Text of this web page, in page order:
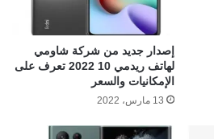
إصدار جديد من شركة شاومي
لهاتف ريدمي 10 2022 تعرف على
الإمكانيات والسعر
13 مارس، 2022